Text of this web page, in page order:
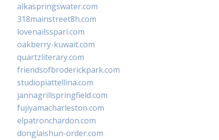
alkaspringswater.com
318mainstreet8h.com
lovenailsspari.com
oakberry-kuwait.com
quartzliterary.com
friendsofbroderickpark.com
studiopiattellina.com
jannagrillspringfield.com
fujiyamacharleston.com
elpatronchardon.com
donglaishun-order.com